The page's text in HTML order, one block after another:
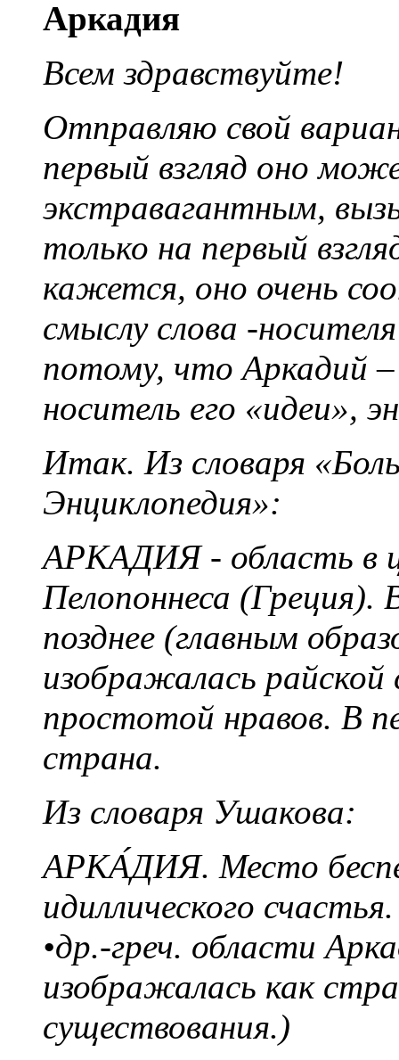
Аркадия
Всем здравствуйте!
Отправляю свой
первый взгляд оно
экстравагантным,
только на первый
кажется, оно очень
смыслу слова -
потому, что Аркадий –
носитель его «идеи»,
Итак. Из словаря
Энциклопедия»:
АРКАДИЯ - область в
Пелопоннеса
позднее (главным
изображалась
простотой нравов. В
страна.
Из словаря Ушакова:
АРКА́ДИЯ. Место
идиллического
•др.-греч. области
изображалась как
существования.)